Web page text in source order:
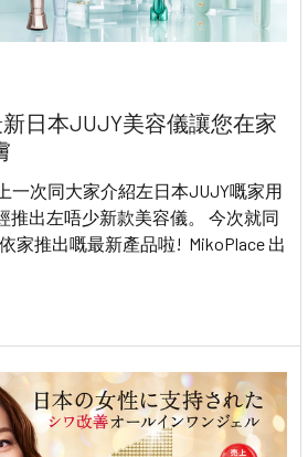
日本JUJY美容儀讓您在家
一次同大家介紹左日本JUJY嘅家用
推出左唔少新款美容儀。 今次就同
家推出嘅最新產品啦! MikoPlace 出